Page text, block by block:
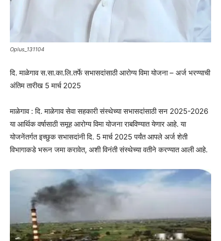
Oplus_131104
दि. माळेगाव स.सा.का.लि.तर्फे सभासदांसाठी आरोग्य विमा योजना – अर्ज भरण्याची
अंतिम तारीख 5 मार्च 2025
माळेगाव : दि. माळेगाव सेवा सहकारी संस्थेच्या सभासदांसाठी सन 2025-2026
या आर्थिक वर्षासाठी समूह आरोग्य विमा योजना राबविण्यात येणार आहे. या
योजनेंतर्गत इच्छुक सभासदांनी दि. 5 मार्च 2025 पर्यंत आपले अर्ज शेती
विभागाकडे भरून जमा करावेत, अशी विनंती संस्थेच्या वतीने करण्यात आली आहे.